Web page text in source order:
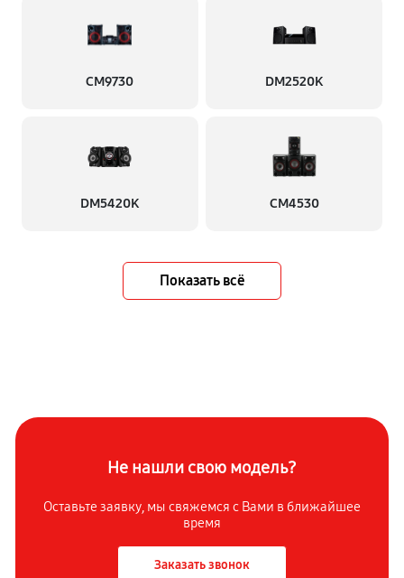
CM9730 DM2520K
DM5420K CM4530
Показать всё
Не нашли свою модель?
Оставьте заявку, мы свяжемся с Вами в ближайшее
время
Заказать звонок